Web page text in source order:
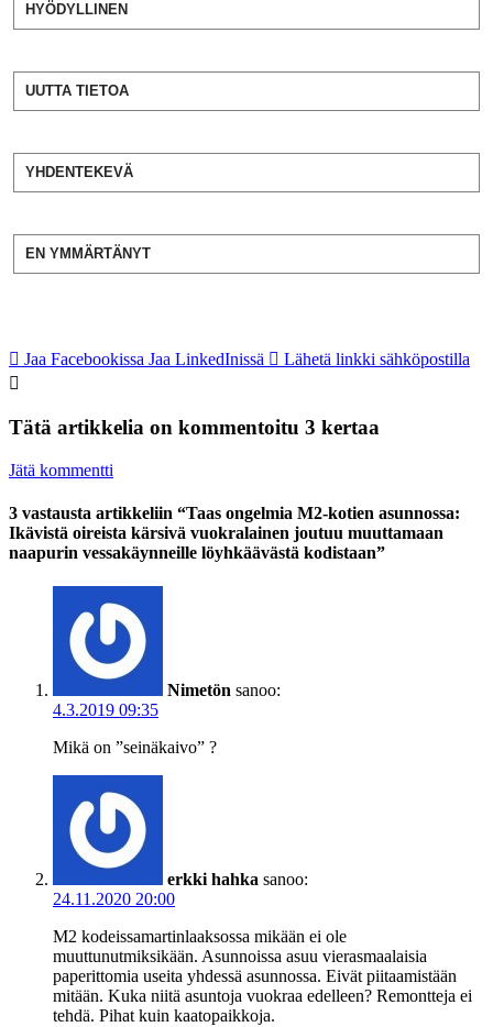
HYÖDYLLINEN
UUTTA TIETOA
YHDENTEKEVÄ
EN YMMÄRTÄNYT
Jaa Facebookissa Jaa LinkedInissä Lähetä linkki sähköpostilla
Tätä artikkelia on kommentoitu 3 kertaa
Jätä kommentti
3 vastausta artikkeliin “Taas ongelmia M2-kotien asunnossa:
Ikävistä oireista kärsivä vuokralainen joutuu muuttamaan
naapurin vessakäynneille löyhkäävästä kodistaan”
Nimetön sanoo:
4.3.2019 09:35
Mikä on ”seinäkaivo” ?
erkki hahka sanoo:
24.11.2020 20:00
M2 kodeissamartinlaaksossa mikään ei ole
muuttunutmiksikään. Asunnoissa asuu vierasmaalaisia
paperittomia useita yhdessä asunnossa. Eivät piitaamistään
mitään. Kuka niitä asuntoja vuokraa edelleen? Remontteja ei
tehdä. Pihat kuin kaatopaikkoja.